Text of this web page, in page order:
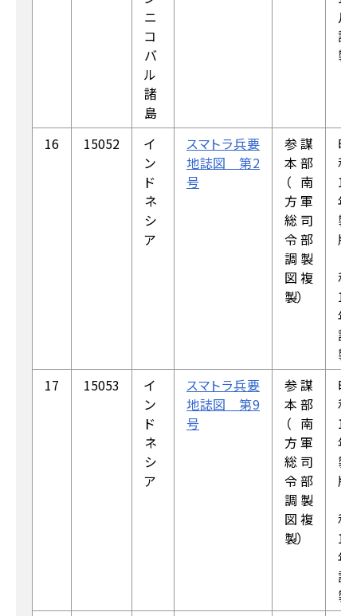
ニ
コ
バ
ル
諸
島
月
調
製
16 15052
イ
ン
ド
ネ
シ
ア
スマトラ兵要
地誌図 第2
号
参謀
本部
（南
方軍
総司
令部
調製
図複
製）
昭
和
19
年
製
版
和
18
年
調
製）
17
15053
イ
ン
ド
ネ
シ
ア
スマトラ兵要
地誌図 第9
号
参謀
本部
（南
方軍
総司
令部
調製
図複
製）
昭
和
19
年
製
版
和
18
年
調
製）